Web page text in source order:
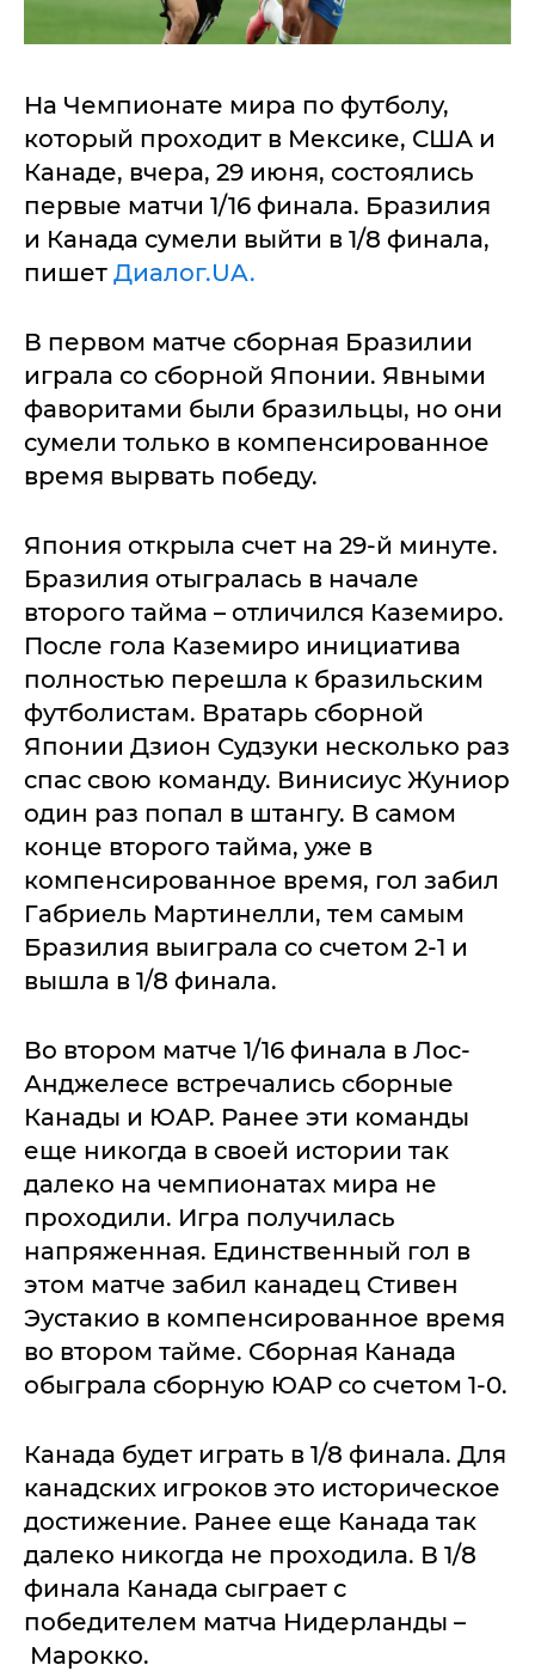
На Чемпионате мира по футболу,
который проходит в Мексике, США и
Канаде, вчера, 29 июня, состоялись
первые матчи 1/16 финала. Бразилия
и Канада сумели выйти в 1/8 финала,
пишет Диалог.UA.
В первом матче сборная Бразилии
играла со сборной Японии. Явными
фаворитами были бразильцы, но они
сумели только в компенсированное
время вырвать победу.
Япония открыла счет на 29-й минуте.
Бразилия отыгралась в начале
второго тайма – отличился Каземиро.
После гола Каземиро инициатива
полностью перешла к бразильским
футболистам. Вратарь сборной
Японии Дзион Судзуки несколько раз
спас свою команду. Винисиус Жуниор
один раз попал в штангу. В самом
конце второго тайма, уже в
компенсированное время, гол забил
Габриель Мартинелли, тем самым
Бразилия выиграла со счетом 2-1 и
вышла в 1/8 финала.
Во втором матче 1/16 финала в Лос-
Анджелесе встречались сборные
Канады и ЮАР. Ранее эти команды
еще никогда в своей истории так
далеко на чемпионатах мира не
проходили. Игра получилась
напряженная. Единственный гол в
этом матче забил канадец Стивен
Эустакио в компенсированное время
во втором тайме. Сборная Канада
обыграла сборную ЮАР со счетом 1-0.
Канада будет играть в 1/8 финала. Для
канадских игроков это историческое
достижение. Ранее еще Канада так
далеко никогда не проходила. В 1/8
финала Канада сыграет с
победителем матча Нидерланды –
Марокко.